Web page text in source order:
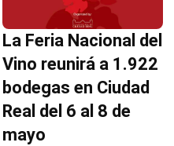
La Feria Nacional del
Vino reunirá a 1.922
bodegas en Ciudad
Real del 6 al 8 de
mayo